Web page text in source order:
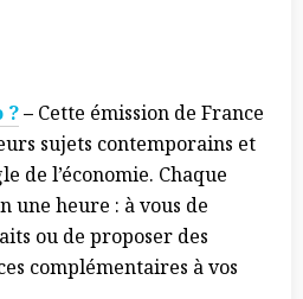
?– Cette émission de France
sujets contemporains et
de l’économie. Chaque
une heure : à vous de
ou de proposer des
complémentaires à vos